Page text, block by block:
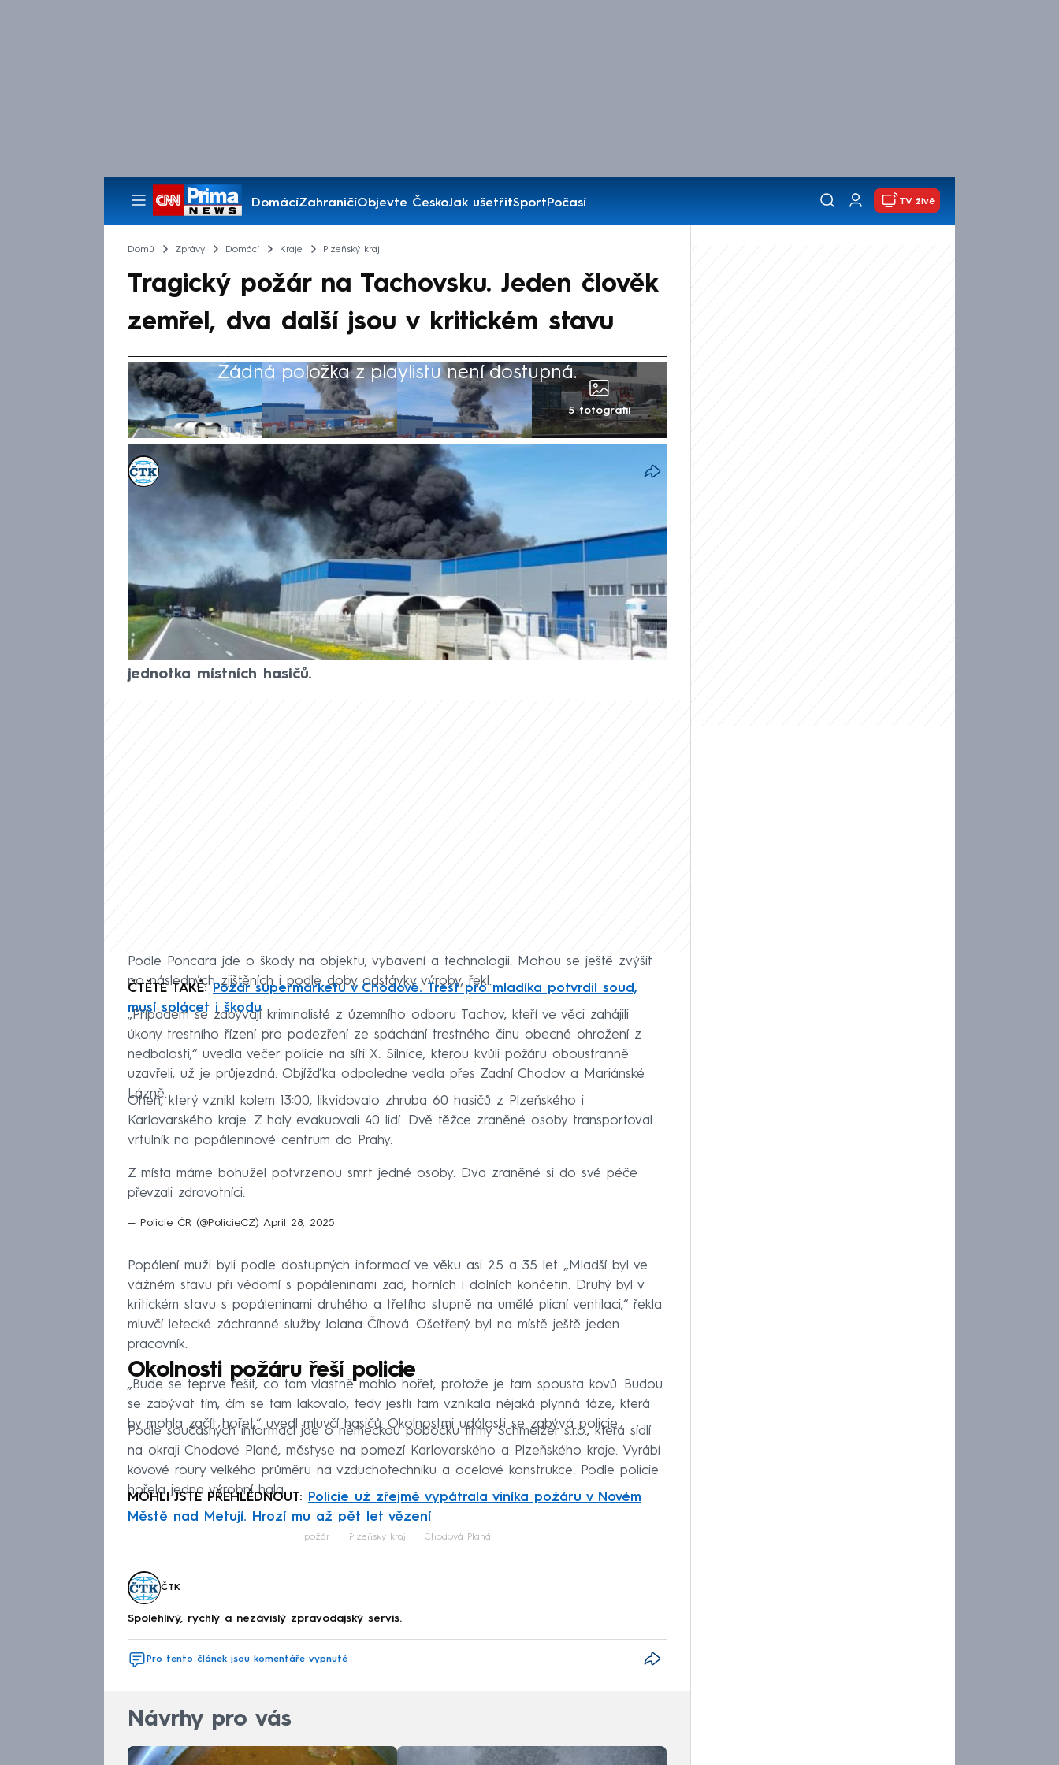
DomácíZahraničíObjevte ČeskoJak ušetřitSportPočasí
Pořady
TV živě
Domů Zprávy Domácí Kraje Plzeňský kraj
Tragický požár na Tachovsku. Jeden člověk
zemřel, dva další jsou v kritickém stavu
Žádná položka z playlistu není dostupná.
5 fotografií
ČTK
Akt. 28. dub 2025, 21:19
• 28. dub 2025, 14:17
Požár lakovny výrobní firmy v Chodové Plané na Tachovsku, při němž v
pondělí zemřel člověk a dva lidé jsou s popáleninami v kritickém stavu,
způsobil škody zhruba za 50 milionů korun. Jejich předběžnou výši
odhadl vyšetřovatel hasičů s majitelem firmy. Příčina zatím není známá
a její vyšetřování bude trvat déle. V pondělí to uvedl mluvčí krajských
hasičů Petr Poncar. Policie požár vyšetřuje pro obecné ohrožení z
nedbalosti. Požár byl uhašen kolem 16:30. Před 20:00 odjela i dohledová
jednotka místních hasičů.
Podle Poncara jde o škody na objektu, vybavení a technologii. Mohou se ještě zvýšit
po následných zjištěních i podle doby odstávky výroby, řekl.
ČTĚTE TAKÉ: Požár supermarketu v Chodově. Trest pro mladíka potvrdil soud,
musí splácet i škodu
„Případem se zabývají kriminalisté z územního odboru Tachov, kteří ve věci zahájili
úkony trestního řízení pro podezření ze spáchání trestného činu obecné ohrožení z
nedbalosti,“ uvedla večer policie na síti X. Silnice, kterou kvůli požáru oboustranně
uzavřeli, už je průjezdná. Objížďka odpoledne vedla přes Zadní Chodov a Mariánské
Lázně.
Oheň, který vznikl kolem 13:00, likvidovalo zhruba 60 hasičů z Plzeňského i
Karlovarského kraje. Z haly evakuovali 40 lidí. Dvě těžce zraněné osoby transportoval
vrtulník na popáleninové centrum do Prahy.
Z místa máme bohužel potvrzenou smrt jedné osoby. Dva zraněné si do své péče
převzali zdravotníci.
— Policie ČR (@PolicieCZ) April 28, 2025
Popálení muži byli podle dostupných informací ve věku asi 25 a 35 let. „Mladší byl ve
vážném stavu při vědomí s popáleninami zad, horních i dolních končetin. Druhý byl v
kritickém stavu s popáleninami druhého a třetího stupně na umělé plicní ventilaci,“ řekla
mluvčí letecké záchranné služby Jolana Číhová. Ošetřený byl na místě ještě jeden
pracovník.
Okolnosti požáru řeší policie
„Bude se teprve řešit, co tam vlastně mohlo hořet, protože je tam spousta kovů. Budou
se zabývat tím, čím se tam lakovalo, tedy jestli tam vznikala nějaká plynná fáze, která
by mohla začít hořet,“ uvedl mluvčí hasičů. Okolnostmi události se zabývá policie.
Podle současných informací jde o německou pobočku firmy Schmelzer s.r.o., která sídlí
na okraji Chodové Plané, městyse na pomezí Karlovarského a Plzeňského kraje. Vyrábí
kovové roury velkého průměru na vzduchotechniku a ocelové konstrukce. Podle policie
hořela jedna výrobní hala.
MOHLI JSTE PŘEHLÉDNOUT: Policie už zřejmě vypátrala viníka požáru v Novém
Městě nad Metují. Hrozí mu až pět let vězení
Failed to fetch
požár Plzeňský kraj Chodová Planá
ČTK
Spolehlivý, rychlý a nezávislý zpravodajský servis.
Pro tento článek jsou komentáře vypnuté
Návrhy pro vás